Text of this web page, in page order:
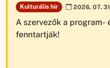
Kulturális hír 2026. 07.
A szervezők a program-
fenntartják!